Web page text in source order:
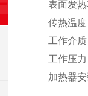
表面发
传热温
工作介
工作压
加热器